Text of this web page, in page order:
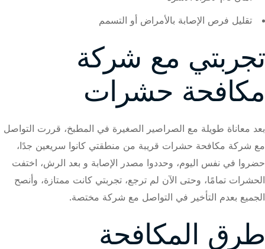
تقليل فرص الإصابة بالأمراض أو التسمم
تجربتي مع شركة
مكافحة حشرات
بعد معاناة طويلة مع الصراصير الصغيرة في المطبخ، قررت التواصل
مع شركة مكافحة حشرات قريبة من منطقتي كانوا سريعين جدًا،
حضروا في نفس اليوم، وحددوا مصدر الإصابة و بعد الرش، اختفت
الحشرات تمامًا، وحتى الآن لم ترجع، تجربتي كانت ممتازة، وأنصح
الجميع بعدم التأخير في التواصل مع شركة مختصة.
طرق المكافحة